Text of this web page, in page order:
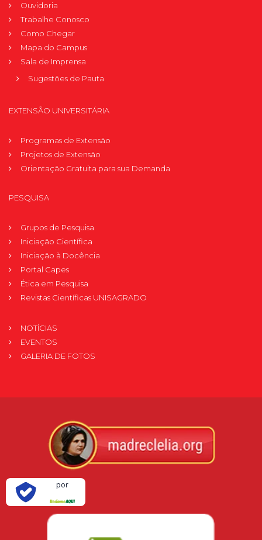
Ouvidoria
Trabalhe Conosco
Como Chegar
Mapa do Campus
Sala de Imprensa
Sugestões de Pauta
EXTENSÃO UNIVERSITÁRIA
Programas de Extensão
Projetos de Extensão
Orientação Gratuita para sua Demanda
PESQUISA
Grupos de Pesquisa
Iniciação Científica
Iniciação à Docência
Portal Capes
Ética em Pesquisa
Revistas Científicas UNISAGRADO
NOTÍCIAS
EVENTOS
GALERIA DE FOTOS
por